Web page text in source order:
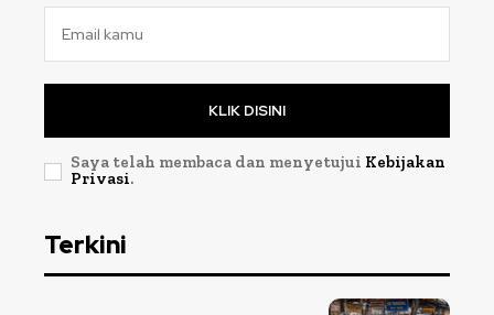
KLIK DISINI
Saya telah membaca dan menyetujui Kebijakan
Privasi.
Terkini